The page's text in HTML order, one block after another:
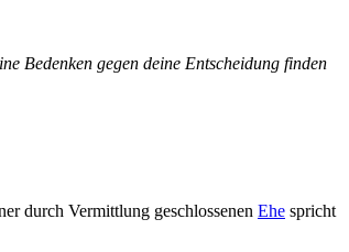
Bedenken gegen deine Entscheidung finden
durch Vermittlung geschlossenen Ehe spricht